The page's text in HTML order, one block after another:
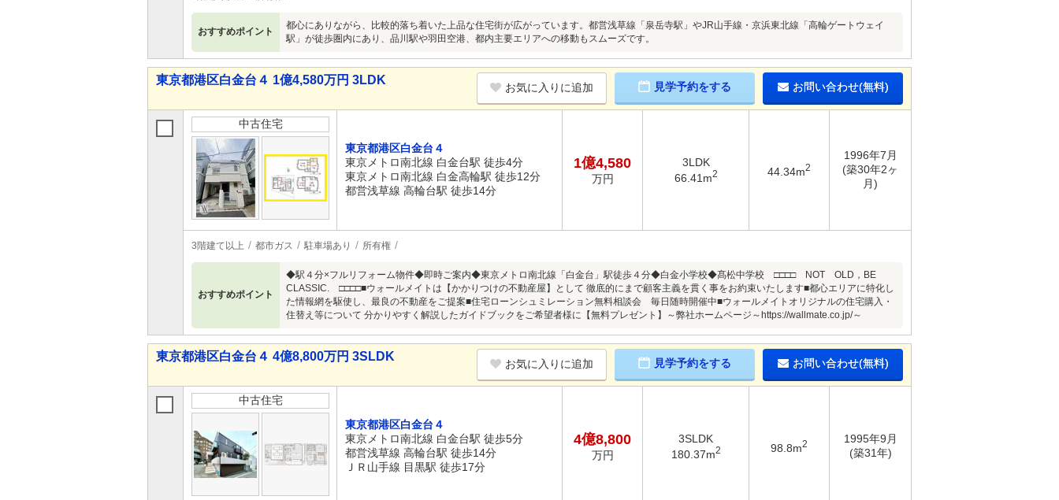
おすすめポイント
都心にありながら、比較的落ち着いた上品な住宅街が広がっています。都営浅草線「泉岳寺駅」やJR山手線・京浜東北線「高輪ゲートウェイ
駅」が徒歩圏内にあり、品川駅や羽田空港、都内主要エリアへの移動もスムーズです。
東京都港区白金台４ 1億4,580万円 3LDK
お気に入りに追加 見学予約をする お問い合わせ(無料)
中古住宅
東京都港区白金台４
東京メトロ南北線 白金台駅 徒歩4分
東京メトロ南北線 白金高輪駅 徒歩12分
都営浅草線 高輪台駅 徒歩14分
1億4,580
万円
3LDK
66.41m2 44.34m2
1996年7月
(築30年2ヶ
月)
3階建て以上 都市ガス 駐車場あり 所有権
おすすめポイント
◆駅４分×フルリフォーム物件◆即時ご案内◆東京メトロ南北線「白金台」駅徒歩４分◆白金小学校◆髙松中学校 □□□□ NOT OLD，BE
CLASSIC. □□□□■ウォールメイトは【かかりつけの不動産屋】として 徹底的にまで顧客主義を貫く事をお約束いたします■都心エリアに特化し
た情報網を駆使し、最良の不動産をご提案■住宅ローンシュミレーション無料相談会 毎日随時開催中■ウォールメイトオリジナルの住宅購入・
住替え等について 分かりやすく解説したガイドブックをご希望者様に【無料プレゼント】～弊社ホームページ～https://wallmate.co.jp/～
東京都港区白金台４ 4億8,800万円 3SLDK
お気に入りに追加 見学予約をする お問い合わせ(無料)
中古住宅
東京都港区白金台４
東京メトロ南北線 白金台駅 徒歩5分
都営浅草線 高輪台駅 徒歩14分
ＪＲ山手線 目黒駅 徒歩17分
4億8,800
万円
3SLDK
180.37m2 98.8m2
1995年9月
(築31年)